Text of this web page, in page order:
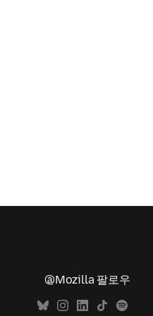
@Mozilla 팔로우